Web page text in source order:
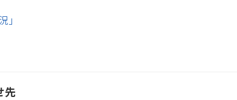
」
先